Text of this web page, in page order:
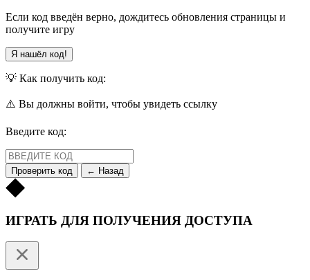
Если код введён верно, дождитесь обновления страницы и
получите игру
Я нашёл код!
💡 Как получить код:
⚠️ Вы должны войти, чтобы увидеть ссылку
Введите код:
Проверить код ← Назад
ИГРАТЬ ДЛЯ ПОЛУЧЕНИЯ ДОСТУПА